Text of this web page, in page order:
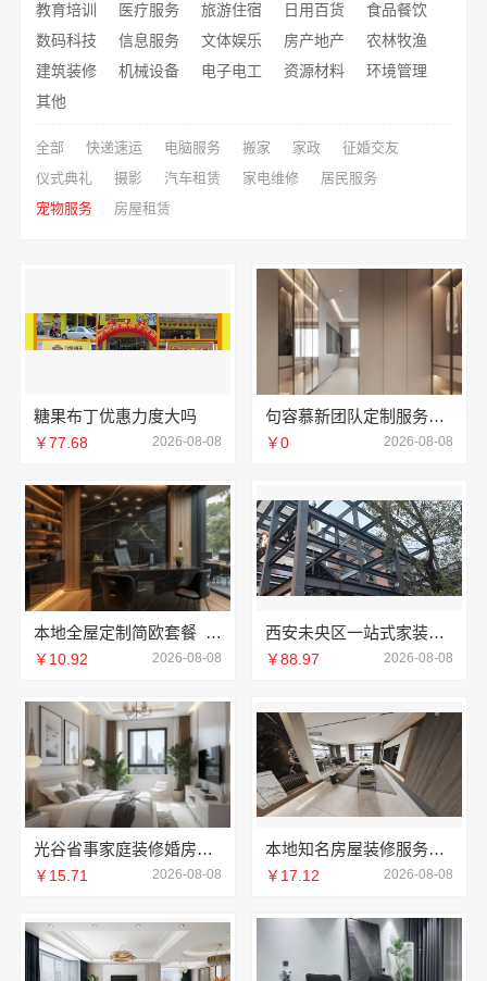
教育培训
医疗服务 旅游住宿 日用百货
食品餐饮
数码科技
信息服务 文体娱乐 房产地产
农林牧渔
建筑装修
机械设备 电子电工 资源材料
环境管理
其他
全部 快递速运 电脑服务 搬家 家政
征婚交友
仪式典礼
摄影 汽车租赁 家电维修
居民服务
宠物服务
房屋租赁
糖果布丁优惠力度大吗
￥77.68 2026-08-08
句容慕新团队定制服务卧室施工流程-慕新不锈钢
￥0 2026-08-08
本地全屋定制简欧套餐_江西尚宅尚品
￥10.92 2026-08-08
西安未央区一站式家装设计刚需房售后完善 居安天成
￥88.97 2026-08-08
光谷省事家庭装修婚房推荐本地快装（湖北）
￥15.71 2026-08-08
本地知名房屋装修服务环保，嘉兴绿色之家建材科技有限公司
￥17.12 2026-08-08